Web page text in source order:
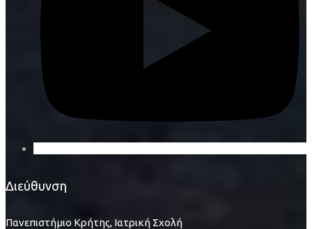
Διεύθυνση
Πανεπιστήμιο Κρήτης, Ιατρική Σχολή